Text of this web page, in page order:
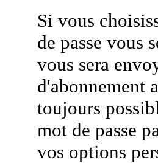
Si vous
de passe vous
vous sera
d'abonnement
toujours
mot de passe
vos options